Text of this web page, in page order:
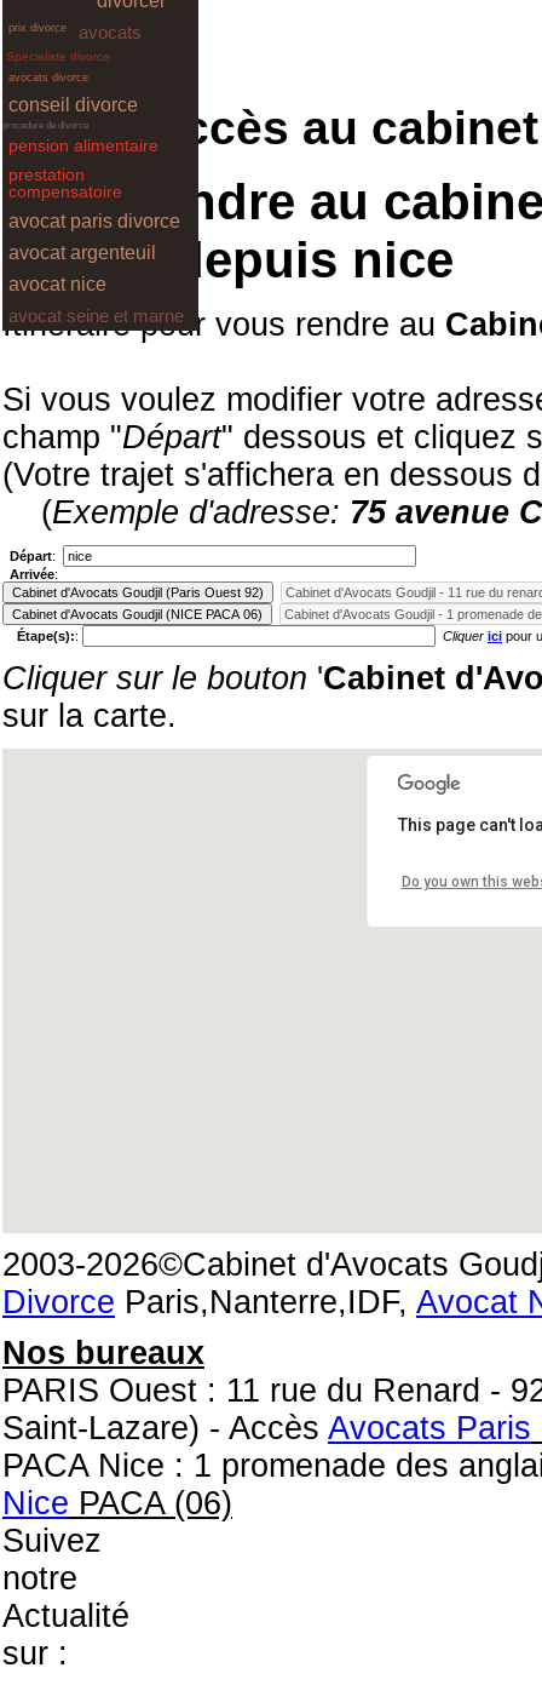
prix divorce avocats
Specialiste divorce
avocats divorce
conseil divorce
procedure de divorce
pension alimentaire
prestation
compensatoire
avocat paris divorce
avocat argenteuil
avocat nice
avocat seine et marne
Plan d'accès au
Vous rendre au
PACA) depuis nice
Itinéraire pour vous rendre au
Si vous voulez modifier votre
champ "Départ" dessous et cliquez
(Votre trajet s'affichera en dessous
(Exemple d'adresse: 75 avenue
Départ:
Arrivée:
Étape(s):: Cliquer ici pour
Cliquer sur le bouton 'Cabinet
sur la carte.
This page can't
Do you own this
2003-2026©Cabinet d'Avocats
Divorce Paris,Nanterre,IDF, Avocat
Nos bureaux
PARIS Ouest : 11 rue du Renard -
Saint-Lazare) - Accès Avocats Paris
PACA Nice : 1 promenade des
Nice PACA (06)
Suivez
notre
Actualité
sur :